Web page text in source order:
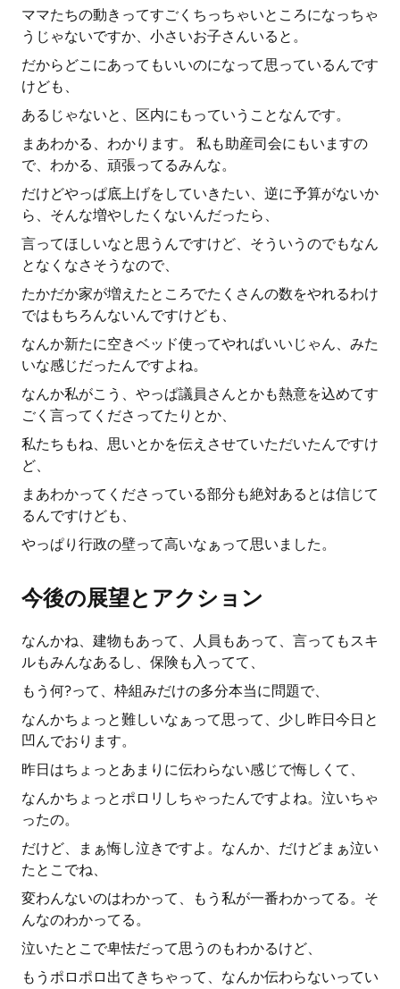
ママたちの動きってすごくちっちゃいところになっちゃ
うじゃないですか、小さいお子さんいると。
だからどこにあってもいいのになって思っているんです
けども、
あるじゃないと、区内にもっていうことなんです。
まあわかる、わかります。 私も助産司会にもいますの
で、わかる、頑張ってるみんな。
だけどやっぱ底上げをしていきたい、逆に予算がないか
ら、そんな増やしたくないんだったら、
言ってほしいなと思うんですけど、そういうのでもなん
となくなさそうなので、
たかだか家が増えたところでたくさんの数をやれるわけ
ではもちろんないんですけども、
なんか新たに空きベッド使ってやればいいじゃん、みた
いな感じだったんですよね。
なんか私がこう、やっぱ議員さんとかも熱意を込めてす
ごく言ってくださってたりとか、
私たちもね、思いとかを伝えさせていただいたんですけ
ど、
まあわかってくださっている部分も絶対あるとは信じて
るんですけども、
やっぱり行政の壁って高いなぁって思いました。
今後の展望とアクション
なんかね、建物もあって、人員もあって、言ってもスキ
ルもみんなあるし、保険も入ってて、
もう何?って、枠組みだけの多分本当に問題で、
なんかちょっと難しいなぁって思って、少し昨日今日と
凹んでおります。
昨日はちょっとあまりに伝わらない感じで悔しくて、
なんかちょっとポロリしちゃったんですよね。泣いちゃ
ったの。
だけど、まぁ悔し泣きですよ。なんか、だけどまぁ泣い
たとこでね、
変わんないのはわかって、もう私が一番わかってる。そ
んなのわかってる。
泣いたとこで卑怯だって思うのもわかるけど、
もうポロポロ出てきちゃって、なんか伝わらないってい